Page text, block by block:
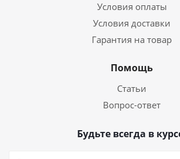
Условия оплаты
Условия доставки
Гарантия на товар
Помощь
Статьи
Вопрос-ответ
Будьте всегда в